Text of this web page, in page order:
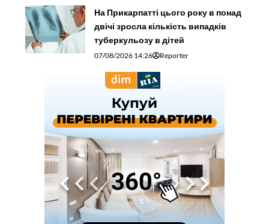
На Прикарпатті цього року в понад
двічі зросла кількість випадків
туберкульозу в дітей
07/08/2026 14:26 Reporter